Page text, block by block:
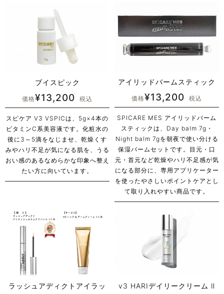
ブイスピック
価格¥13,200 税込
スピケア V3 VSPICは、5g×4本の
ビタミンC系美容液です。化粧水の
後に3～5滴をなじませ、乾燥くす
みやハリ不足が気になる肌を、うる
おい感のあるなめらかな印象へ整え
たい方に向いています。
アイリッドバームスティック
価格¥13,200 税込
SPICARE MES アイリッドバーム
スティックは、Day balm 7g・
Night balm 7gを朝夜で使い分ける
保湿バームセットです。目元・口
元・首元など乾燥やハリ不足感が気
になる部分に、専用アプリケーター
を使ったやさしいポイントケアとし
て取り入れやすい商品です。
ラッシュアディクトアイラッ v3 HARIデイリークリーム Ⅱ